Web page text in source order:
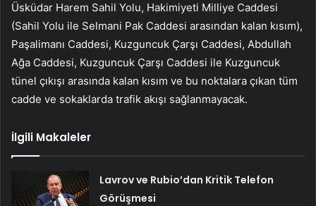
Üsküdar Harem Sahil Yolu, Hakimiyeti Milliye Caddesi
(Sahil Yolu ile Selmani Pak Caddesi arasından kalan kısım),
Paşalimanı Caddesi, Kuzguncuk Çarşı Caddesi, Abdullah
Ağa Caddesi, Kuzguncuk Çarşı Caddesi ile Kuzguncuk
tünel çıkışı arasında kalan kısım ve bu noktalara çıkan tüm
cadde ve sokaklarda trafik akışı sağlanmayacak.
İlgili Makaleler
Lavrov ve Rubio’dan Kritik Telefon
Görüşmesi